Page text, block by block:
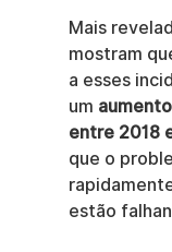
Mais
mostram
a esses
um
entre 2018
que o
estão